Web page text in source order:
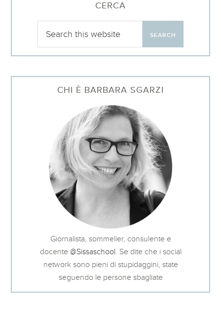
CERCA
CHI È BARBARA SGARZI
Giornalista, sommelier, consulente e
docente @Sissaschool. Se dite che i social
network sono pieni di stupidaggini, state
seguendo le persone sbagliate